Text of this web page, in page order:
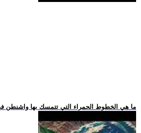
.. ما هي الخطوط الحمراء التي تتمسك بها واشنطن